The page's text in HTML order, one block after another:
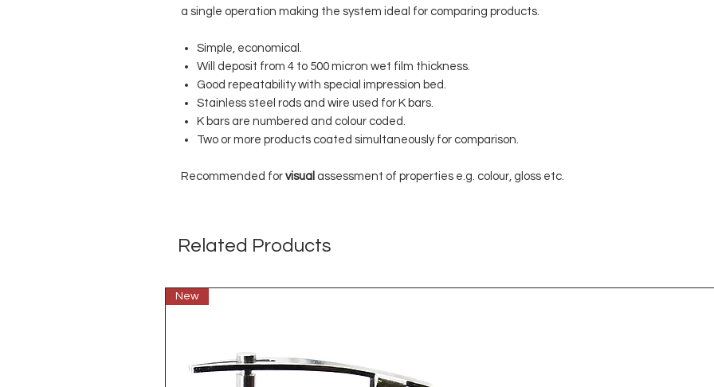
a single operation making the system ideal for comparing products.
Simple, economical.
Will deposit from 4 to 500 micron wet film thickness.
Good repeatability with special impression bed.
Stainless steel rods and wire used for K bars.
K bars are numbered and colour coded.
Two or more products coated simultaneously for comparison.
Recommended for visual assessment of properties e.g. colour, gloss etc.
Related Products
New